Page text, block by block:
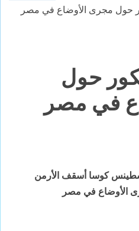
حول مجرى الأوضاع في مصر
حول
في مصر
كوسا أسقف الأرمن
الأوضاع في مصر